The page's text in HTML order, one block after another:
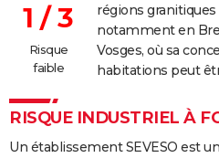
1 / 3
Risque
faible
régions
notamment en
Vosges, où sa
habitations peut
RISQUE INDUSTRIEL À
Un établissement SEVESO est